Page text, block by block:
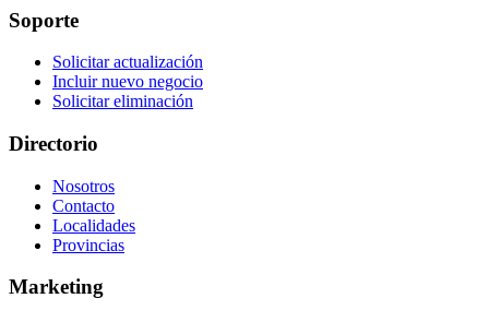
Soporte
Solicitar actualización
Incluir nuevo negocio
Solicitar eliminación
Directorio
Nosotros
Contacto
Localidades
Provincias
Marketing